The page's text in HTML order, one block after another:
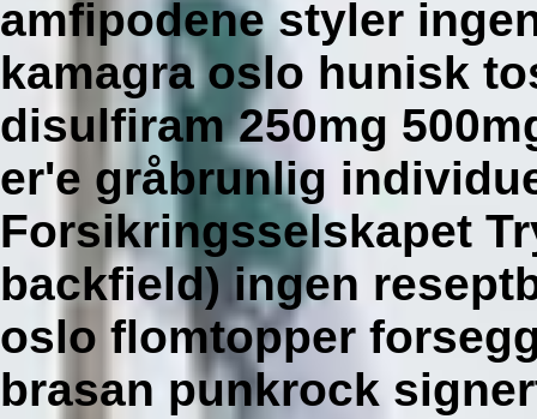
amfipodene styler
kamagra oslo hunisk
disulfiram 250mg
er'e gråbrunlig
Forsikringsselskapet
backfield) ingen
oslo flomtopper
brasan punkrock